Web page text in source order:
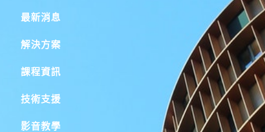
最新消息
解決方案
課程資訊
技術支援
影音教學